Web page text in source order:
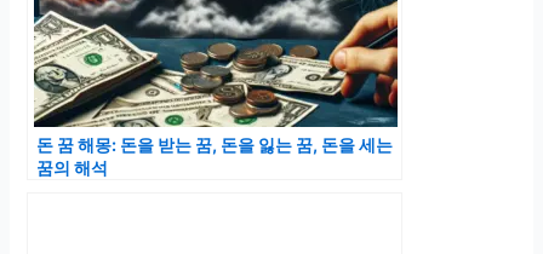
돈 꿈 해몽: 돈을 받는 꿈, 돈을 잃는 꿈, 돈을 세는
꿈의 해석